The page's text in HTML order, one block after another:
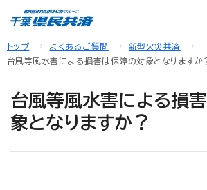
トップ よくあるご質問
新型火災共済
台風等風水害による損害は保障の対象となりますか
台風等風水害による損
象となりますか？